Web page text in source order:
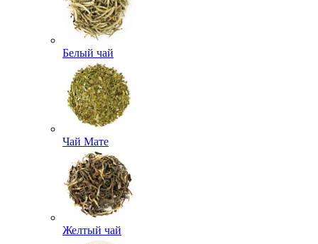
Белый чай
Чай Мате
Желтый чай